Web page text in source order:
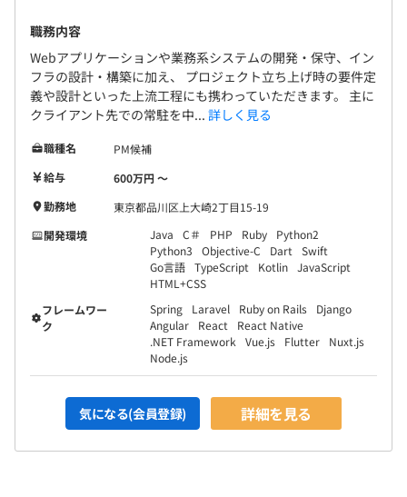
■中堅エンジニア（PM・PL経験者）
ECサイトやWebアプリケーションの分野で豊富な経験を
持つ中堅エンジニア。
PM／PLとして要件定義から設計・進行管理までを一貫し
て対応でき、
スキルに強みを持ちます。
小売・物流・美容・飲食など、業界を問わず多様なプロジ
ェクトに対応してきた実績があり、
技術・ビジネスの両面にバランス感覚のあるメンバーで
す。
チームビルディングにも長けており、若手メンバーの育成
■システムエンジニア（PHP／EC・教育系に強み）
PHPをメインとしたWebアプリケーション開発に従事し
ており、
特にECサイトや教育支援システムの構築・運用に強みを
持つエンジニアです。
LaravelやCakePHPなどのフレームワークを使ったバック
エンド開発はもちろん、
職務内容
Webアプリケーションや業務系システムの開発・保守、イン
フラの設計・構築に加え、 プロジェクト立ち上げ時の要件定
義や設計といった上流工程にも携わっていただきます。 主に
クライアント先での常駐を中... 詳しく見る
職種名
PM候補
給与
600万円 〜
勤務地
東京都品川区上大崎2丁目15-19
開発環境
Java C＃ PHP Ruby
Python2
Python3
Objective-C Dart
Swift
Go言語 TypeScript Kotlin JavaScript
HTML+CSS
フレームワー
ク
Spring Laravel Ruby on Rails
Django
Angular
React
React Native
.NET Framework
Vue.js Flutter
Nuxt.js
Node.js
気になる(会員登録) 詳細を見る